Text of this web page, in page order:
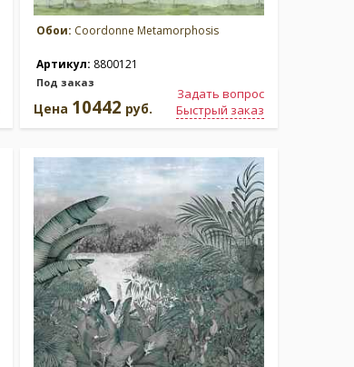
Обои: Coordonne Metamorphosis
Артикул: 8800121
Под заказ
Задать вопрос
Быстрый заказ
Цена 10442 руб.